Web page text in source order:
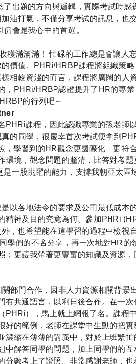
出題的方向與邏輯，實際考試時感
油打氣，不僅分享考試的訊息，也
會是我心中的首選。
穫滿滿滿！ 忙碌的工作總是會讓人
價值。PHRi/HRBP課程將組織策略
相較資淺的而言，課程將廣闊的人
，PHRi/HRBP認證提升了HR的專業
的行列吧～
PHRi課程，因此認識專業的孫老師
的同學，很慶幸首次考試便拿到
，學習到的HR觀念更國際化，更符
環境，觀念問題的釐清，比答對考題
一股跳躍的能力，支撐我朝亞太區
以各地法令的要求及公司最低成本
精神及目的究竟為何。參加PHRi
，也希望能在這學習的過程中檢視
學們的不吝分享，再一次地對HR的
；更讓我帶著更豐富的知識及資源，
部門合作，因非人力資源相關背景
有共通語言，以利日後合作。在一次
PHRi），馬上就上網報了名。課程
好的範例，老師在課堂中生動的把實
濃縮在薄薄的講義中，對於上班繁忙
中解答同學的問題，加上同學們的互
數考上了證照。非常感謝老師，也